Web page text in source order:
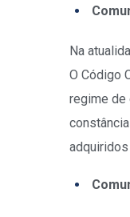
Na
O Código
regime de